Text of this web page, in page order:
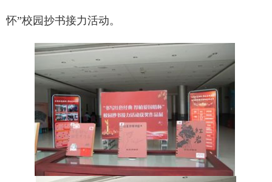
怀”校园抄书接力活动。